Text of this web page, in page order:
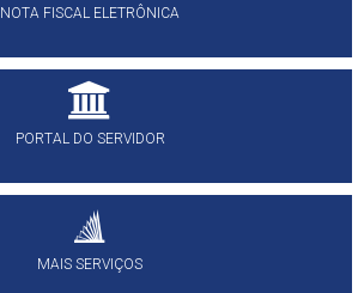
NOTA FISCAL ELETRÔNICA
PORTAL DO SERVIDOR
MAIS SERVIÇOS